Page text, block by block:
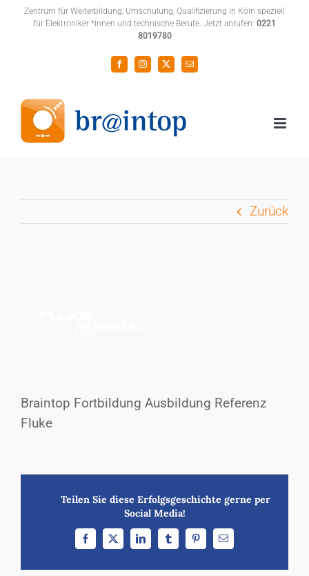
ZumZentrum für Weiterbildung, Umschulung, Qualifizierung in Köln speziell
für Elektroniker *innen und technische Berufe. Jetzt anrufen: 0221
8019780
FacebookInstagram
X
E-
Mail
Zurück
Braintop Fortbildung Ausbildung Referenz
Fluke
Teilen Sie diese Erfolgsgeschichte gerne per
Social Media!
Facebook
X LinkedInTumblrPinterest
E-
Mail